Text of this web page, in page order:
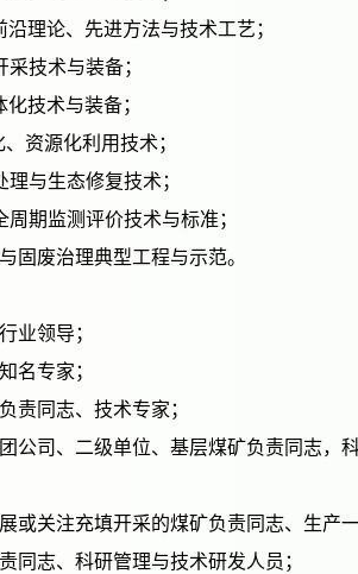
沿理论、先进方法与技术工艺；
采技术与装备；
化技术与装备；
、资源化利用技术；
理与生态修复技术；
周期监测评价技术与标准；
固废治理典型工程与示范。
行业领导；
知名专家；
负责同志、技术专家；
开展或关注充填开采的煤矿负责同志、生
负责同志、科研管理与技术研发人员；